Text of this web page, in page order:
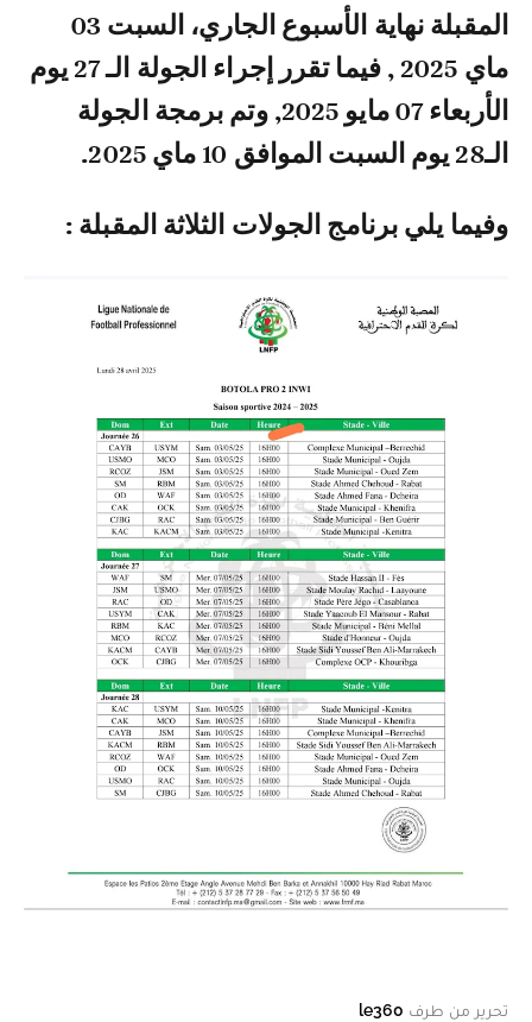
المقبلة نهاية الأسبوع الجاري، السبت 03
ماي 2025 , فيما تقرر إجراء الجولة الـ 27 يوم
الأربعاء 07 مايو 2025, وتم برمجة الجولة
الـ28 يوم السبت الموافق 10 ماي 2025.
وفيما يلي برنامج الجولات الثلاثة المقبلة :
تحرير من طرف le360